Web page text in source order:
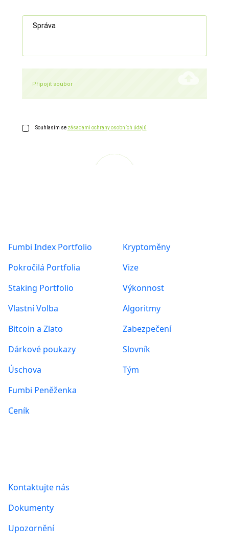
Fumbi Index Portfolio
Pokročilá Portfolia
Staking Portfolio
Vlastní Volba
Bitcoin a Zlato
Dárkové poukazy
Úschova
Fumbi Peněženka
Ceník
Kryptoměny
Vize
Výkonnost
Algoritmy
Zabezpečení
Slovník
Tým
Kontaktujte nás
Dokumenty
Upozornění